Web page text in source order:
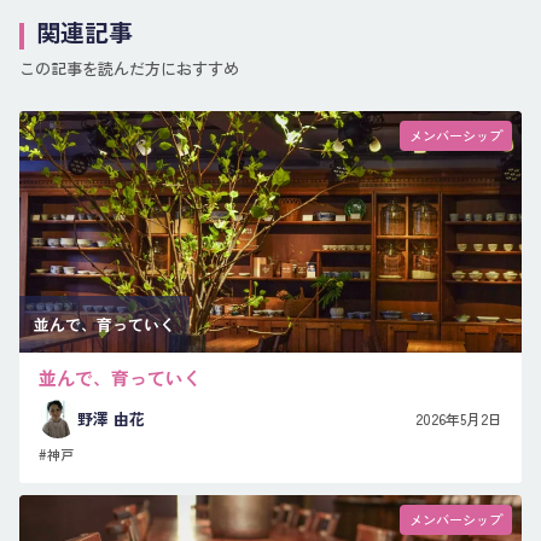
関連記事
この記事を読んだ方におすすめ
メンバーシップ
並んで、育っていく
並んで、育っていく
野澤 由花 2026年5月2日
#神戸
メンバーシップ